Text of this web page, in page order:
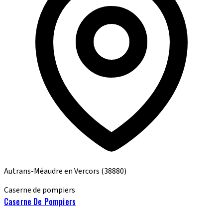
Autrans-Méaudre en Vercors (38880)
Caserne de pompiers
Caserne De Pompiers